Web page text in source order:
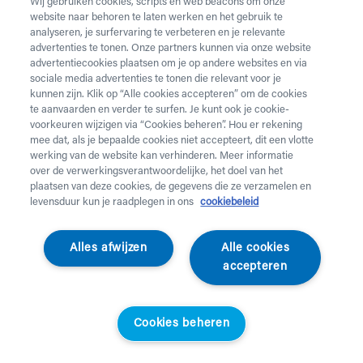
Vul onderstaand formulier in voor de huur van
zorgmateriaal.Dringende levering of levering in het
weekendnodig? Neem telefonisch contact op via 02 218
22 22.
Heb jekrukken nodig? Die kan je enkel aankopen. Wil je
huurmateriaal laten ophalen? Dat kan hier.
Opgelet!Je huurt voor minstens 1 maand en betaalt een
servicekost. Check de prijzenhier. Een gewone levering
duurt 2 werkdagen, een dringende levering krijg je de
feestdagen.
website naar behoren te laten werken en het gebruik te
analyseren, je surfervaring te verbeteren en je relevante
advertenties te tonen. Onze partners kunnen via onze website
advertentiecookies plaatsen om je op andere websites en via
sociale media advertenties te tonen die relevant voor je
kunnen zijn. Klik op “Alle cookies accepteren” om de cookies
te aanvaarden en verder te surfen. Je kunt ook je cookie-
voorkeuren wijzigen via “Cookies beheren”. Hou er rekening
mee dat, als je bepaalde cookies niet accepteert, dit een vlotte
werking van de website kan verhinderen. Meer informatie
over de verwerkingsverantwoordelijke, het doel van het
plaatsen van deze cookies, de gegevens die ze verzamelen en
levensduur kun je raadplegen in ons
cookiebeleid
Alle cookies
accepteren
Alles afwijzen
Cookies beheren